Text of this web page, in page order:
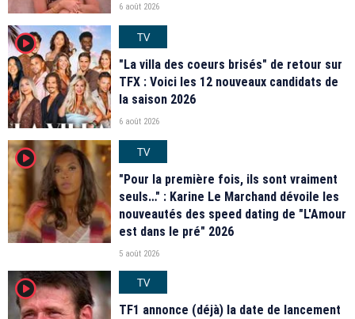
6 août 2026
player2
TV
"La villa des coeurs brisés" de retour sur
TFX : Voici les 12 nouveaux candidats de
la saison 2026
6 août 2026
player2
TV
"Pour la première fois, ils sont vraiment
seuls…" : Karine Le Marchand dévoile les
nouveautés des speed dating de "L'Amour
est dans le pré" 2026
5 août 2026
player2
TV
TF1 annonce (déjà) la date de lancement